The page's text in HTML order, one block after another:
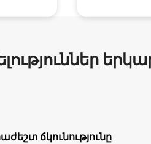
ճկունությունը